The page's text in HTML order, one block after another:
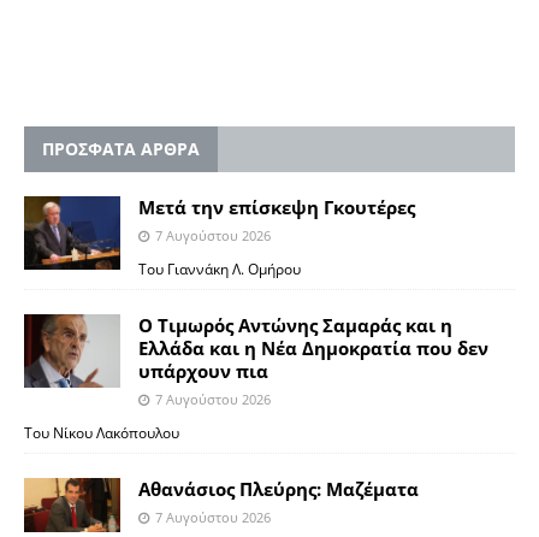
ΠΡΟΣΦΑΤΑ ΑΡΘΡΑ
Μετά την επίσκεψη Γκουτέρες
7 Αυγούστου 2026
Του Γιαννάκη Λ. Ομήρου
Ο Τιμωρός Αντώνης Σαμαράς και η
Ελλάδα και η Νέα Δημοκρατία που δεν
υπάρχουν πια
7 Αυγούστου 2026
Του Νίκου Λακόπουλου
Αθανάσιος Πλεύρης: Μαζέματα
7 Αυγούστου 2026